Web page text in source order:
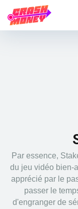
Par essence,
du jeu vidéo bien-
apprécié par le
passer le
d'engranger de